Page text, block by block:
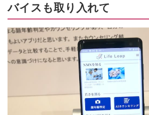
バイスも取り入れて